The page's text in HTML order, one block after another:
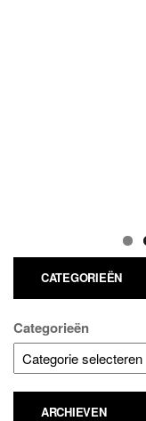
CATEGORIEËN
Categorieën
ARCHIEVEN